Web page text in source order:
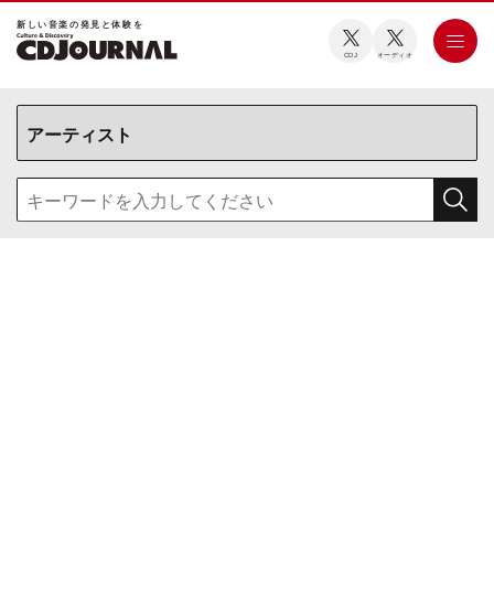
新しい⾳楽の発⾒と体験を
CDJ オーディオ